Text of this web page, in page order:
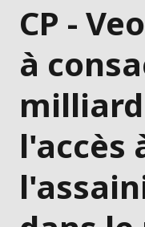
CP -
à
l'accès